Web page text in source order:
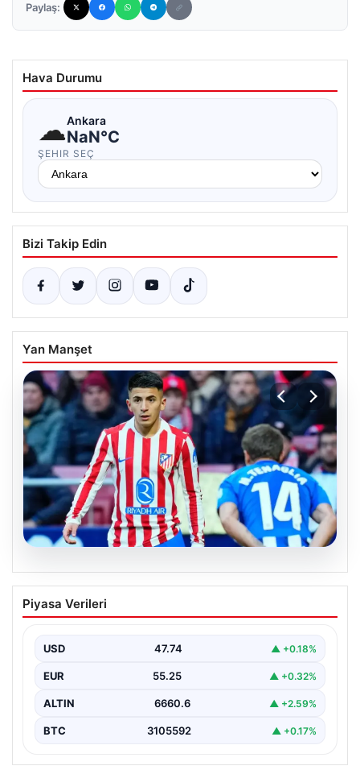
Paylaş:
Hava Durumu
☁Ankara
NaN°C
ŞEHIR SEÇ
Bizi Takip Edin
Yan Manşet
08.08.2026
River Plate, Thiago Almada ile Gücüne
Güç Kattı
Plate, transfer döneminin en çok konuşulan
isimlerinden biri…
Piyasa Verileri
USD 47.74 ▲ +0.18%
EUR 55.25 ▲ +0.32%
ALTIN 6660.6 ▲ +2.59%
BTC 3105592 ▲ +0.17%